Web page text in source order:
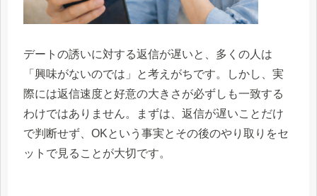
デートの誘いに対する返信が遅いと、多くの人は
「興味がないのでは」と考えがちです。しかし、実
際には返信速度と好意の大きさが必ずしも一致する
わけではありません。まずは、返信が遅いことだけ
で判断せず、OKという事実とその後のやり取りをセ
ットで見ることが大切です。